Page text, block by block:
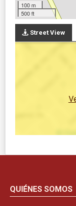
100 m
500 ft
Street View
QUIÉNES SOMOS